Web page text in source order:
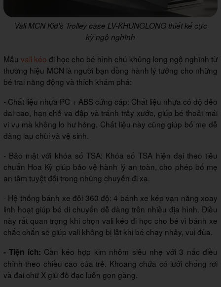
Vali MCN Kid's Trolley case LV-KHUNGLONG thiết kế cực
kỳ ngộ nghĩnh
Mẫu vali kéo đi học cho bé hình chú khủng long ngộ nghĩnh từ
thương hiệu MCN là người bạn đồng hành lý tưởng cho những
bé trai năng động và thích khám phá:
- Chất liệu nhựa PC + ABS cứng cáp: Chất liệu nhựa có độ dẻo
dai cao, hạn chế va đập và tránh trầy xước, giúp bé thoải mái
vi vu mà không lo hư hỏng. Chất liệu này cũng giúp bố mẹ dễ
dàng lau chùi và vệ sinh.
- Bảo mật với khóa số TSA: Khóa số TSA hiện đại theo tiêu
chuẩn Hoa Kỳ giúp bảo vệ hành lý an toàn, cho phép bố mẹ
an tâm tuyệt đối trong những chuyến đi xa.
- Hệ thống bánh xe đôi 360 độ: 4 bánh xe kép vạn năng xoay
linh hoạt giúp bé di chuyển dễ dàng trên nhiều địa hình. Điều
này rất quan trọng khi chọn vali kéo đi học cho bé vì bánh xe
chắc chắn sẽ giúp vali không bị lật khi bé chạy nhảy, vui đùa.
- Tiện ích: Cần kéo hợp kim nhôm siêu nhẹ với 3 nấc điều
chỉnh theo chiều cao của trẻ. Khoang chứa có lưới chống rơi
và đai chữ X giữ đồ đạc luôn gọn gàng.